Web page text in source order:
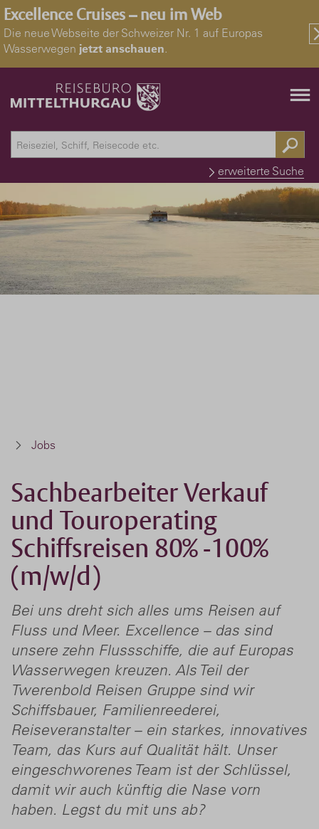
Excellence Cruises – neu im Web
Die neue Webseite der Schweizer Nr. 1 auf Europas
Wasserwegen jetzt anschauen.
erweiterte Suche
Jobsㅤ
Sachbearbeiter Verkauf
und Touroperating
Schiffsreisen 80% -100%
(m/w/d)
Bei uns dreht sich alles ums Reisen auf
Fluss und Meer. Excellence – das sind
unsere zehn Flussschiffe, die auf Europas
Wasserwegen kreuzen. Als Teil der
Twerenbold Reisen Gruppe sind wir
Schiffsbauer, Familienreederei,
Reiseveranstalter – ein starkes, innovatives
Team, das Kurs auf Qualität hält. Unser
eingeschworenes Team ist der Schlüssel,
damit wir auch künftig die Nase vorn
haben. Legst du mit uns ab?